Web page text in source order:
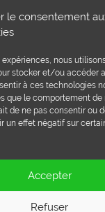
le consentement
expériences, nous
stocker et/ou accéder
à ces technologies
que le comportement de
de ne pas consentir ou
un effet négatif sur
Accepter
Refuser
1950 Sion
Tél : 027 203 32 02
Fax : 027 203 32 68
info@delgenio.ch